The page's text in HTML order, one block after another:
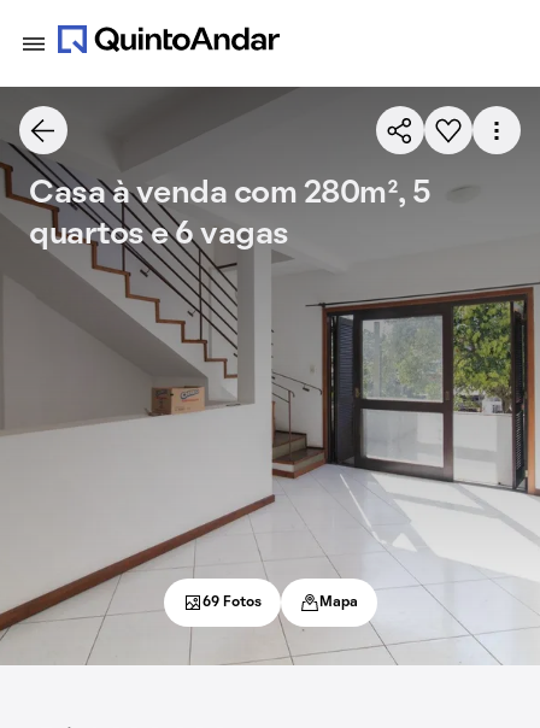
Casa à venda com 280m², 5
quartos e 6 vagas
69 Fotos Mapa